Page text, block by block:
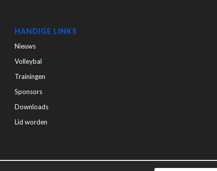
HANDIGE LINKS
Nieuws
Volleybal
Trainingen
Sponsors
Downloads
Lid worden